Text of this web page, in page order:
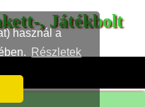
használ a
Részletek
, Játékbolt